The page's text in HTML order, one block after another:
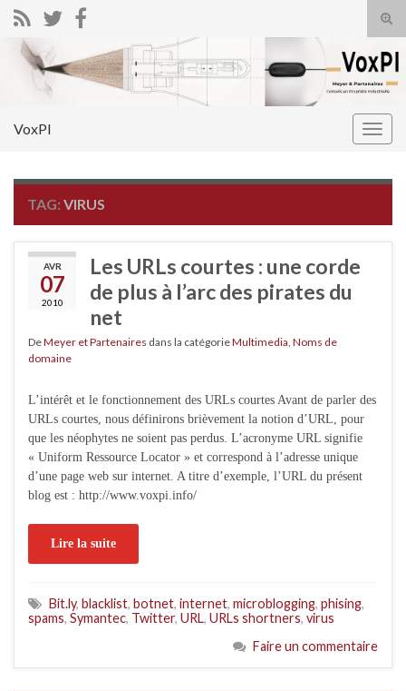
Search for:
VoxPI
TAG: VIRUS
AVR
07
2010
Les URLs courtes : une corde
de plus à l’arc des pirates du
net
DeMeyer et Partenaires dans la catégorieMultimedia Noms de
domaine
L’intérêt et le fonctionnement des URLs courtes Avant de parler des
URLs courtes, nous définirons brièvement la notion d’URL, pour
que les néophytes ne soient pas perdus. L’acronyme URL signifie
« Uniform Ressource Locator » et correspond à l’adresse unique
d’une page web sur internet. A titre d’exemple, l’URL du présent
blog est : http://www.voxpi.info/
Lire la suite
Bit.ly, blacklist, botnet, internet, microblogging, phising,
spams, Symantec, Twitter, URL, URLs shortners, virus
Faire un commentaire